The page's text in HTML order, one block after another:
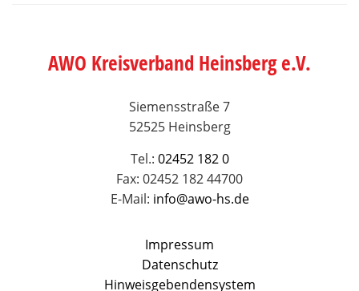
AWO Kreisverband Heinsberg e.V.
Siemensstraße 7
52525 Heinsberg
Tel.: 02452 182 0
Fax: 02452 182 44700
E-Mail: info@awo-hs.de
Impressum
Datenschutz
Hinweisgebendensystem